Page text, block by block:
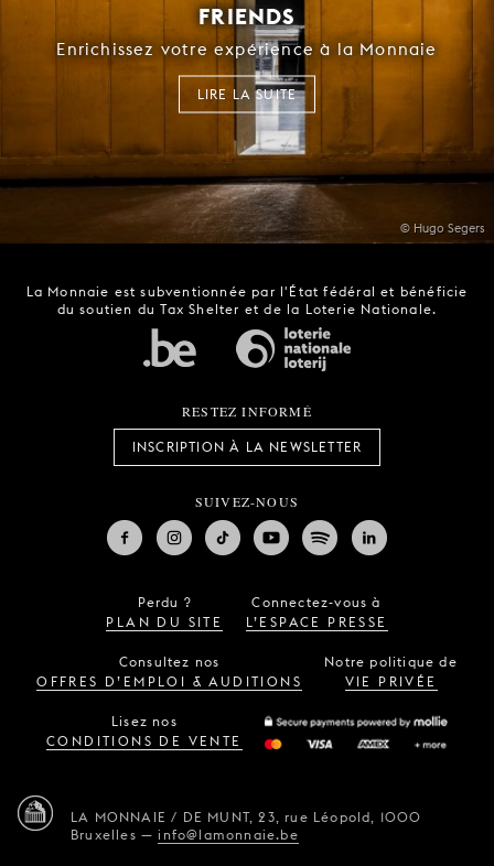
© Hugo Segers
FRIENDS
Enrichissez votre expérience à la Monnaie
LIRE LA SUITE
La Monnaie est subventionnée par l'État fédéral et bénéficie
du soutien du Tax Shelter et de la Loterie Nationale.
RESTEZ INFORMÉ
INSCRIPTION À LA NEWSLETTER
SUIVEZ-NOUS
Perdu ?
PLAN DU SITE
Connectez-vous à
L’ESPACE PRESSE
Consultez nos
OFFRES D’EMPLOI & AUDITIONS
Notre politique de
VIE PRIVÉE
Lisez nos
CONDITIONS DE VENTE
LA MONNAIE / DE MUNT, 23, rue Léopold, 1000
Bruxelles —info@lamonnaie.be